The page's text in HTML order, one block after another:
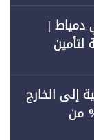
دمياط |
إلى الخارج
تستحوذ على 53% من